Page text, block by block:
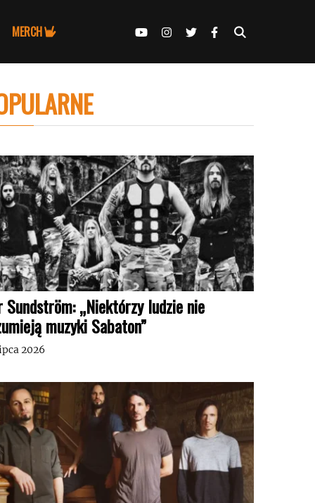
MERCH
Sundström: „Niektórzy ludzie nie
muzyki Sabaton”
2026